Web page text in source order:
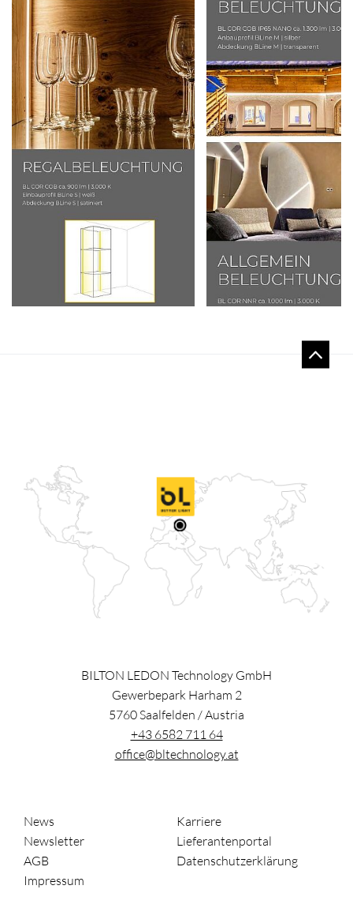
BILTON LEDON Technology GmbH
Gewerbepark Harham 2
5760Saalfelden /Austria
+43 6582 711 64
office@bltechnology.at
News
Karriere
Newsletter
Lieferantenportal
AGB
Datenschutzerklärung
Impressum